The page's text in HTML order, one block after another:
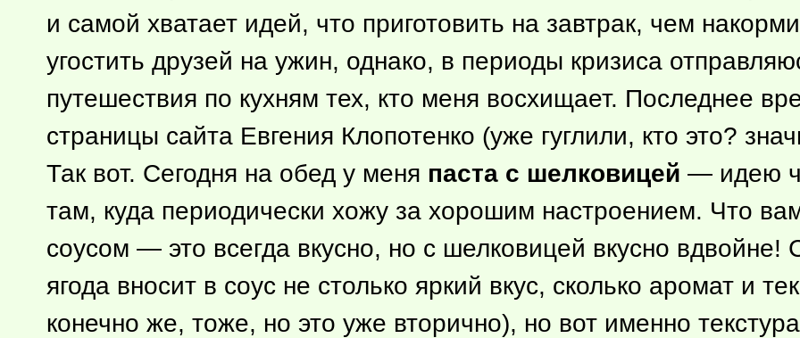
и самой хватает идей, что приготовить на завтрак, чем
угостить друзей на ужин, однако, в периоды кризиса
путешествия по кухням тех, кто меня восхищает. Последнее
страницы сайта Евгения Клопотенко (уже гуглили, кто это?
Так вот. Сегодня на обед у меня паста с шелковицей — идею
там, куда периодически хожу за хорошим настроением. Что
соусом — это всегда вкусно, но с шелковицей вкусно вдвойне!
ягода вносит в соус не столько яркий вкус, сколько аромат и
конечно же, тоже, но это уже вторично), но вот именно